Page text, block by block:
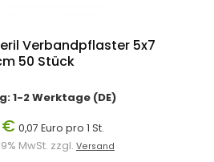
Verbandpflaster 5x7
50 Stück
1-2 Werktage (DE)
€ 0,07 Euro pro 1 St.
MwSt. zzgl. Versand